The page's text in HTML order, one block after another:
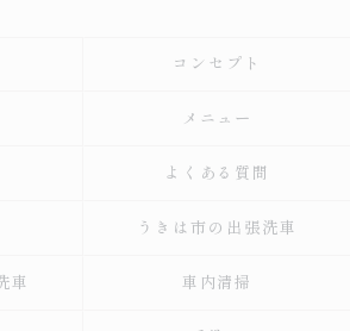
コンセプト
メニュー
よくある質問
うきは市の出張洗車
車 車内清掃